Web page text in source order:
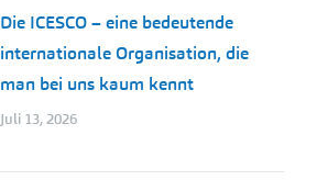
Die ICESCO – eine bedeutende
internationale Organisation, die
man bei uns kaum kennt
Juli 13, 2026